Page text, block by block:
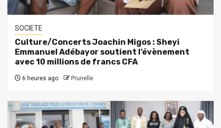
SOCIETE
Culture/Concerts Joachin Migos : Sheyi
Emmanuel Adébayor soutient l’évènement
avec 10 millions de francs CFA
6 heures ago Prunelle